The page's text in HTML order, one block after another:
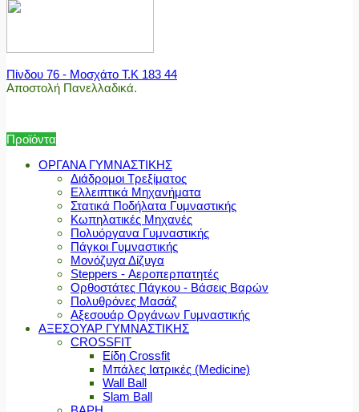
Πίνδου 76 - Μοσχάτο Τ.Κ 183 44
Αποστολή Πανελλαδικά.
Προϊόντα
ΟΡΓΑΝΑ ΓΥΜΝΑΣΤΙΚΗΣ
Διάδρομοι Τρεξίματος
Ελλειπτικά Μηχανήματα
Στατικά Ποδήλατα Γυμναστικής
Κωπηλατικές Μηχανές
Πολυόργανα Γυμναστικής
Πάγκοι Γυμναστικής
Μονόζυγα Δίζυγα
Steppers - Αεροπερπατητές
Ορθοστάτες Πάγκου - Βάσεις Βαρών
Πολυθρόνες Μασάζ
Αξεσουάρ Οργάνων Γυμναστικής
ΑΞΕΣΟΥΑΡ ΓΥΜΝΑΣΤΙΚΗΣ
CROSSFIT
Είδη Crossfit
Μπάλες Ιατρικές (Medicine)
Wall Ball
Slam Ball